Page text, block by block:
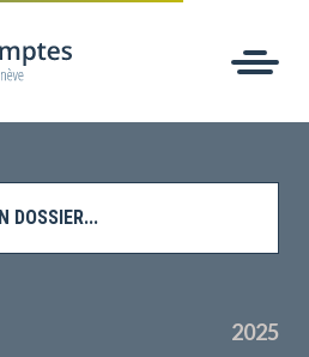
2025